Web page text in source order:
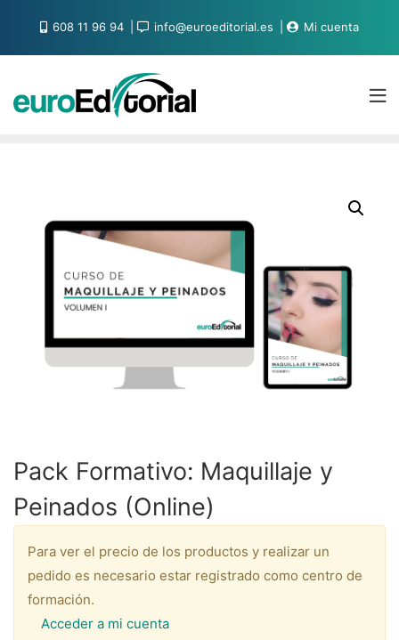
608 11 96 94 info@euroeditorial.es Mi cuenta
Pack Formativo: Maquillaje y
Peinados (Online)
Para ver el precio de los productos y realizar un
pedido es necesario estar registrado como centro de
formación.
Acceder a mi cuenta